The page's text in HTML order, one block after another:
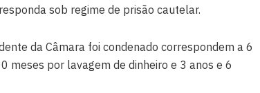
sob regime de prisão cautelar.
da Câmara foi condenado correspondem a 6
meses por lavagem de dinheiro e 3 anos e 6